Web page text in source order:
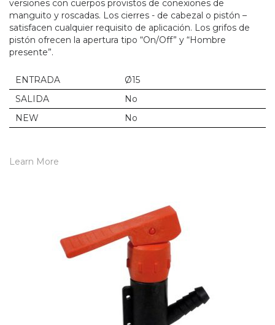
versiones con cuerpos provistos de conexiones de
manguito y roscadas. Los cierres - de cabezal o pistón –
satisfacen cualquier requisito de aplicación. Los grifos de
pistón ofrecen la apertura tipo “On/Off” y “Hombre
presente”.
ENTRADA
Ø15
SALIDA
No
NEW
No
Learn More